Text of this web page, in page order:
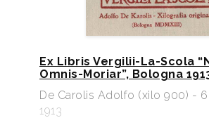
Ex Libris Vergilii-La-Scola
Omnis-Moriar”, Bologna
De Carolis Adolfo (xilo 900) - 6
1913